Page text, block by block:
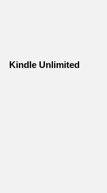
Kindle Unlimited